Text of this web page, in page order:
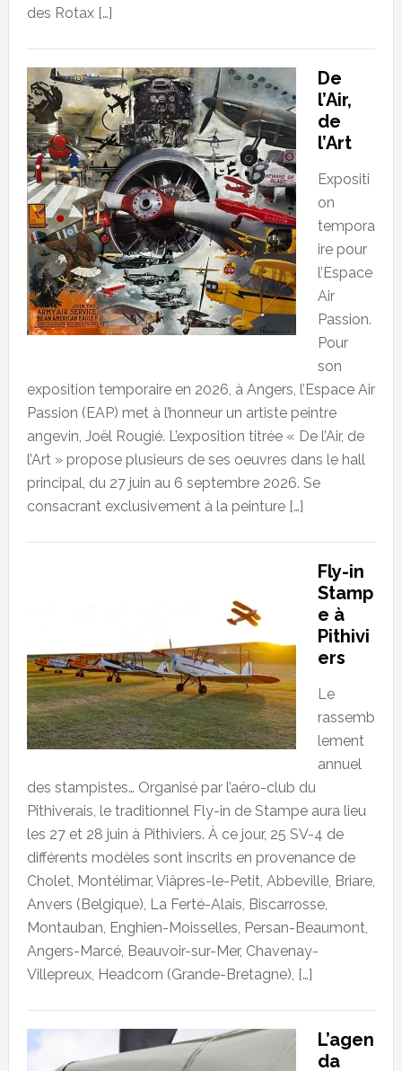
des Rotax […]
De
l’Air,
de
l’Art
Expositi
on
tempora
ire pour
l’Espace
Air
Passion.
Pour
son
exposition temporaire en 2026, à Angers, l’Espace Air
Passion (EAP) met à l’honneur un artiste peintre
angevin, Joël Rougié. L’exposition titrée « De l’Air, de
l’Art » propose plusieurs de ses oeuvres dans le hall
principal, du 27 juin au 6 septembre 2026. Se
consacrant exclusivement à la peinture […]
Fly-in
Stamp
e à
Pithivi
ers
Le
rassemb
lement
annuel
des stampistes… Organisé par l’aéro-club du
Pithiverais, le traditionnel Fly-in de Stampe aura lieu
les 27 et 28 juin à Pithiviers. À ce jour, 25 SV-4 de
différents modèles sont inscrits en provenance de
Cholet, Montélimar, Viâpres-le-Petit, Abbeville, Briare,
Anvers (Belgique), La Ferté-Alais, Biscarrosse,
Montauban, Enghien-Moisselles, Persan-Beaumont,
Angers-Marcé, Beauvoir-sur-Mer, Chavenay-
Villepreux, Headcorn (Grande-Bretagne), […]
L’agen
da